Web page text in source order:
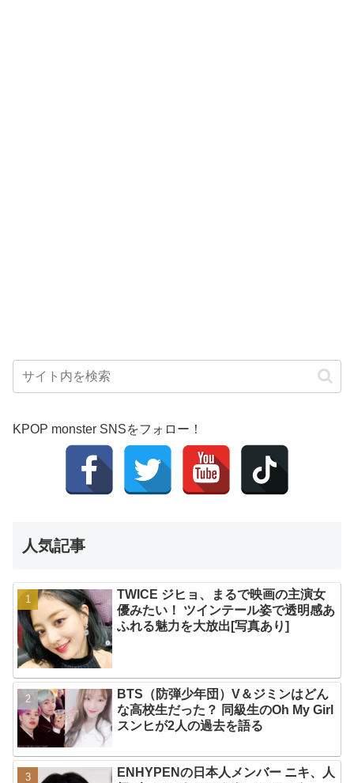
KPOP monster SNSをフォロー！
人気記事
TWICE ジヒョ、まるで映画の主演女
優みたい！ ツインテール姿で透明感あ
ふれる魅力を大放出[写真あり]
BTS（防弾少年団）V＆ジミンはどん
な高校生だった？ 同級生のOh My Girl
スンヒが2人の過去を語る
ENHYPENの日本人メンバー ニキ、人